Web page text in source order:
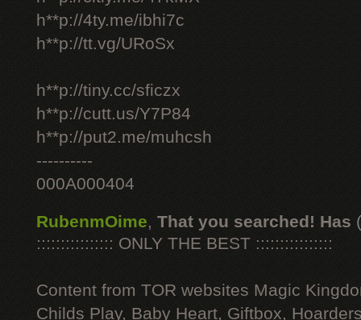
h**p://4ty.me/ibhi7c
h**p://tt.vg/URoSx
h**p://tiny.cc/sficzx
h**p://cutt.us/Y7P84
h**p://put2.me/muhcsh
----------
000A000404
RubenmOime, That you searched! Has
:::::::::::::::: ONLY THE BEST ::::::::::::::::
Content from TOR websites Magic
Childs Play, Baby Heart, Giftbox,